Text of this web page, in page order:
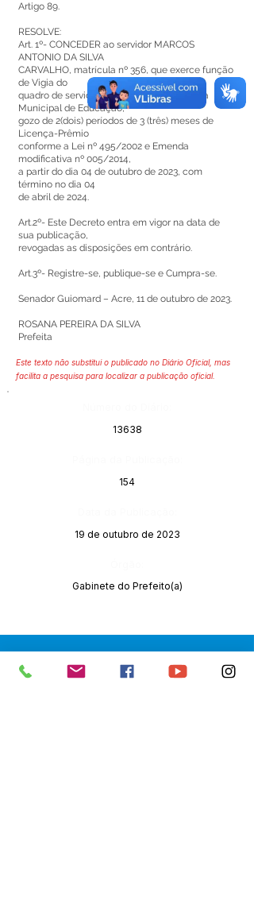
Artigo 89.
RESOLVE:
Art. 1º- CONCEDER ao servidor MARCOS
ANTONIO DA SILVA
CARVALHO, matrícula nº 356, que exerce função
de Vigia do
quadro de servidores efetivos da Secretaria
Municipal de Educação,
gozo de 2(dois) períodos de 3 (três) meses de
Licença-Prêmio
conforme a Lei nº 495/2002 e Emenda
modificativa nº 005/2014,
a partir do dia 04 de outubro de 2023, com
término no dia 04
de abril de 2024.
Art.2º- Este Decreto entra em vigor na data de
sua publicação,
revogadas as disposições em contrário.
Art.3º- Registre-se, publique-se e Cumpra-se.
Senador Guiomard – Acre, 11 de outubro de 2023.
ROSANA PEREIRA DA SILVA
Prefeita
Este texto não substitui o publicado no Diário Oficial, mas
facilita a pesquisa para localizar a publicação oficial.
13638
154
19 de outubro de 2023
Gabinete do Prefeito(a)